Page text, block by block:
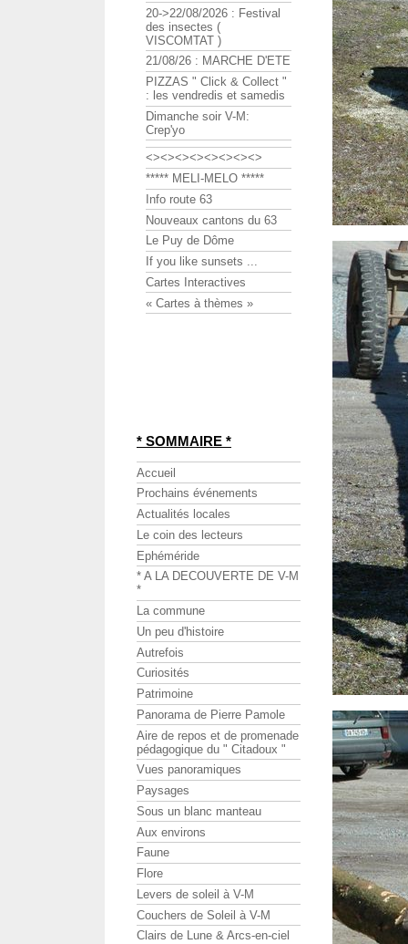
20->22/08/2026 : Festival
des insectes (
VISCOMTAT )
21/08/26 : MARCHE D'ETE
PIZZAS " Click & Collect "
: les vendredis et samedis
Dimanche soir V-M:
Crep'yo
<><><><><><><><>
***** MELI-MELO *****
Info route 63
Nouveaux cantons du 63
Le Puy de Dôme
If you like sunsets ...
Cartes Interactives
« Cartes à thèmes »
* SOMMAIRE *
Accueil
Prochains événements
Actualités locales
Le coin des lecteurs
Ephéméride
* A LA DECOUVERTE DE V-M
*
La commune
Un peu d'histoire
Autrefois
Curiosités
Patrimoine
Panorama de Pierre Pamole
Aire de repos et de promenade
pédagogique du " Citadoux "
Vues panoramiques
Paysages
Sous un blanc manteau
Aux environs
Faune
Flore
Levers de soleil à V-M
Couchers de Soleil à V-M
Clairs de Lune & Arcs-en-ciel